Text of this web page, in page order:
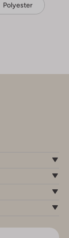
Polyester